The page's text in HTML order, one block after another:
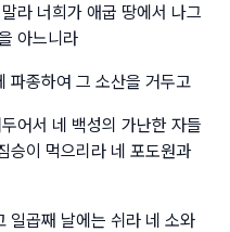
라 너희가 애굽 땅에서 나그
아느니라
파종하여 그 소산을 거두고
어서 네 백성의 가난한 자들
승이 먹으리라 네 포도원과
일곱째 날에는 쉬라 네 소와